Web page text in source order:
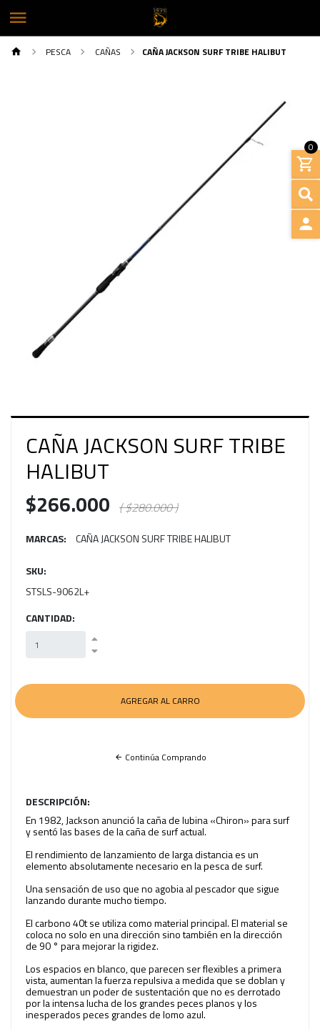
0
PESCA CAÑAS CAÑA JACKSON SURF TRIBE HALIBUT
CAÑA JACKSON SURF TRIBE
HALIBUT
$266.000 ( $280.000 )
MARCAS: CAÑA JACKSON SURF TRIBE HALIBUT
SKU:
STSLS-9062L+
CANTIDAD:
Continúa Comprando
DESCRIPCIÓN:
En 1982, Jackson anunció la caña de lubina «Chiron» para surf
y sentó las bases de la caña de surf actual.
El rendimiento de lanzamiento de larga distancia es un
elemento absolutamente necesario en la pesca de surf.
Una sensación de uso que no agobia al pescador que sigue
lanzando durante mucho tiempo.
El carbono 40t se utiliza como material principal. El material se
coloca no solo en una dirección sino también en la dirección
de 90 ° para mejorar la rigidez.
Los espacios en blanco, que parecen ser flexibles a primera
vista, aumentan la fuerza repulsiva a medida que se doblan y
demuestran un poder de sustentación que no es derrotado
por la intensa lucha de los grandes peces planos y los
inesperados peces grandes de lomo azul.